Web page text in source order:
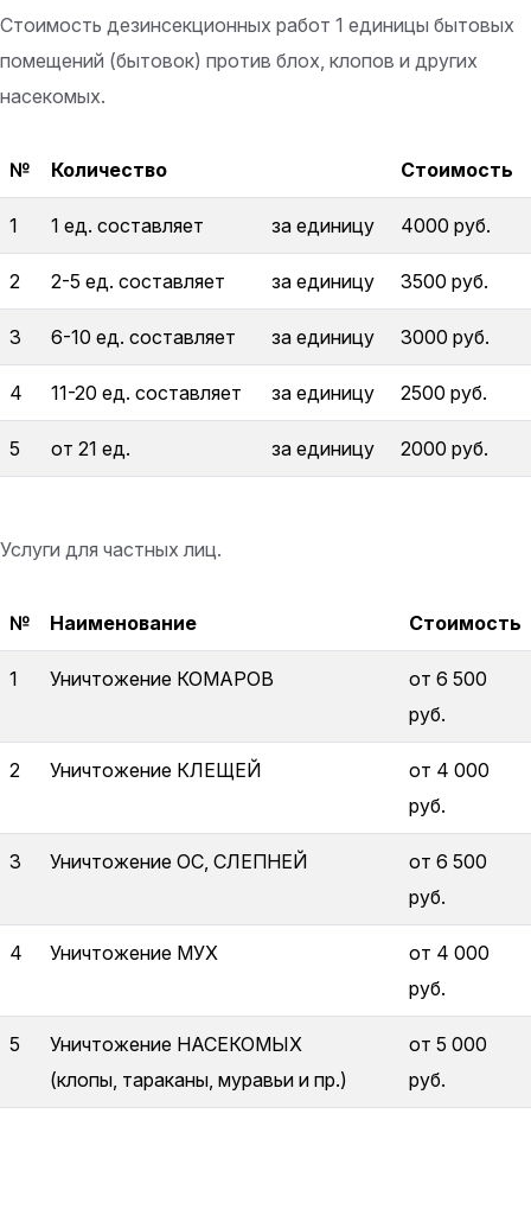
Стоимость дезинсекционных работ 1 единицы бытовых
помещений (бытовок) против блох, клопов и других
насекомых.
№ Количество Стоимость
1 1 ед. составляет за единицу 4000 руб.
2 2-5 ед. составляет за единицу 3500 руб.
3 6-10 ед. составляет за единицу 3000 руб.
4 11-20 ед. составляет за единицу 2500 руб.
5 от 21 ед. за единицу 2000 руб.
Услуги для частных лиц.
№ Наименование Стоимость
1 Уничтожение КОМАРОВ
от 6 500
руб.
2 Уничтожение КЛЕЩЕЙ
от 4 000
руб.
3 Уничтожение ОС, СЛЕПНЕЙ
от 6 500
руб.
4 Уничтожение МУХ
от 4 000
руб.
5
Уничтожение НАСЕКОМЫХ
(клопы, тараканы, муравьи и пр.)
от 5 000
руб.